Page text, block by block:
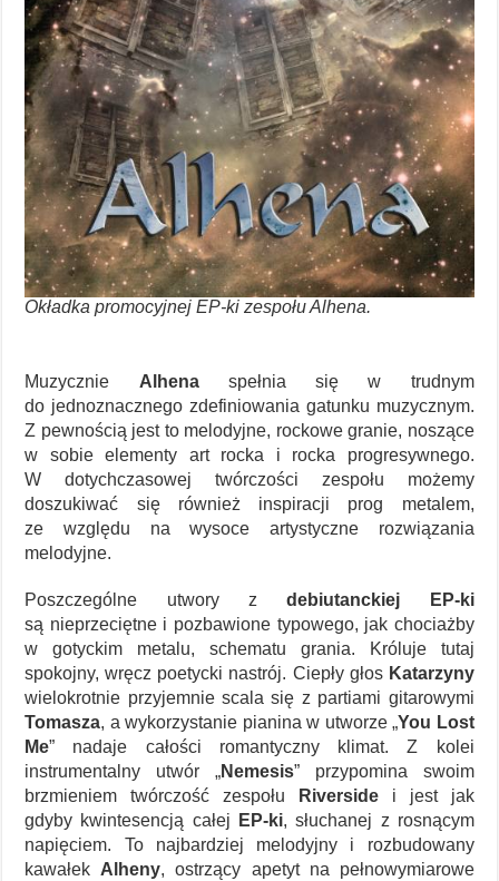
Okładka promocyjnej EP-ki zespołu Alhena.
Muzycznie Alhenaspełnia się w trudnym
do jednoznacznego zdefiniowania gatunku muzycznym.
Z pewnością jest to melodyjne, rockowe granie, noszące
w sobie elementy art rocka i rocka progresywnego.
W dotychczasowej twórczości zespołu możemy
doszukiwać się również inspiracji prog metalem,
ze względu na wysoce artystyczne rozwiązania
melodyjne.
Poszczególne utwory zdebiutanckiej EP-ki
są nieprzeciętne i pozbawione typowego, jak chociażby
w gotyckim metalu, schematu grania. Króluje tutaj
spokojny, wręcz poetycki nastrój. Ciepły głos Katarzyny
wielokrotnie przyjemnie scala się z partiami gitarowymi
Tomasza, a wykorzystanie pianina w utworze „You Lost
Me” nadaje całości romantyczny klimat. Z kolei
instrumentalny utwór „Nemesis” przypomina swoim
brzmieniem twórczość zespołu
Riverside i jest jak
gdyby kwintesencją całej
EP-ki, słuchanej z rosnącym
napięciem. To najbardziej melodyjny i rozbudowany
kawałekAlheny, ostrzący apetyt na pełnowymiarowe